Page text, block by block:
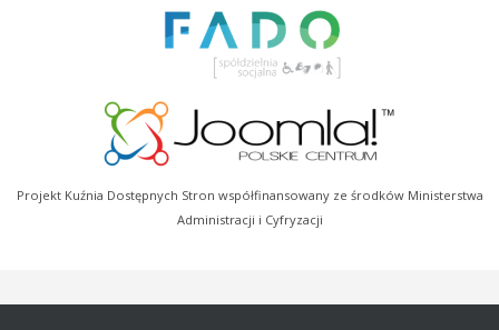
Projekt Kuźnia Dostępnych Stron współfinansowany ze środków Ministerstwa
Administracji i Cyfryzacji